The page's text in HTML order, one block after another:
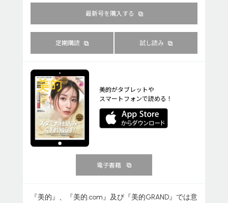
最新号を購入する
定期購読 試し読み
美的がタブレットや
スマートフォンで読める！
電子書籍
『美的』、『美的.com』及び『美的GRAND』では意